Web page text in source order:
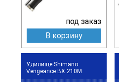
под заказ
В корзину
Удилище Shimano
Vengeance BX 210M